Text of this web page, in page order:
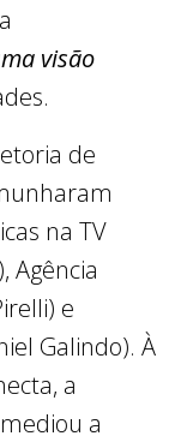
visão
de
na TV
Agência
e
Galindo). À
a
a